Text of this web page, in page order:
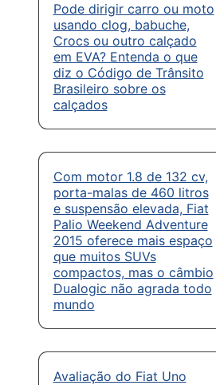
Pode dirigir carro ou moto
usando clog, babuche,
Crocs ou outro calçado
em EVA? Entenda o que
diz o Código de Trânsito
Brasileiro sobre os
calçados
Com motor 1.8 de 132 cv,
porta-malas de 460 litros
e suspensão elevada, Fiat
Palio Weekend Adventure
2015 oferece mais espaço
que muitos SUVs
compactos, mas o câmbio
Dualogic não agrada todo
mundo
Avaliação do Fiat Uno